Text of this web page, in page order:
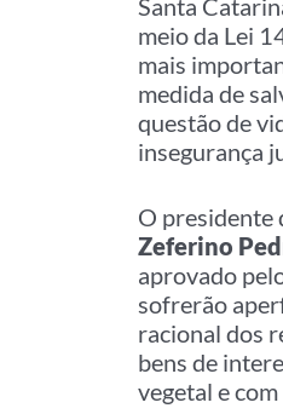
Santa
meio da Lei
mais
medida de
questão de
insegurança
O presidente
Zeferino
aprovado
sofrerão
racional dos
bens de
vegetal e